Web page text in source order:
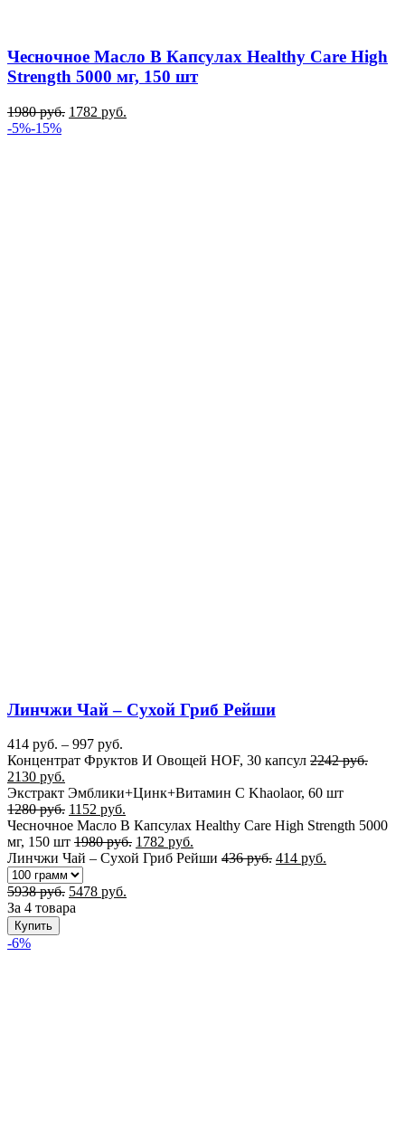
Чесночное Масло В Капсулах Healthy Care High
Strength 5000 мг, 150 шт
1980руб. 1782 руб.
-5%-15%
Линчжи Чай – Сухой Гриб Рейши
414 руб. – 997 руб.
Концентрат Фруктов И Овощей HOF, 30 капсул 2242руб.
2130 руб.
Экстракт Эмблики+Цинк+Витамин C Khaolaor, 60 шт
1280руб. 1152 руб.
Чесночное Масло В Капсулах Healthy Care High Strength 5000
мг, 150 шт 1980руб. 1782 руб.
Линчжи Чай – Сухой Гриб Рейши 436руб. 414 руб.
5938руб. 5478 руб.
За 4 товара
Купить
-6%